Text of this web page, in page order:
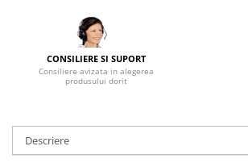
Portmantouri
Seturi mobilier hol
Etajere
Cuiere
CONSILIERE SI SUPORT
Consiliere avizata in alegerea
produsului dorit
Descriere